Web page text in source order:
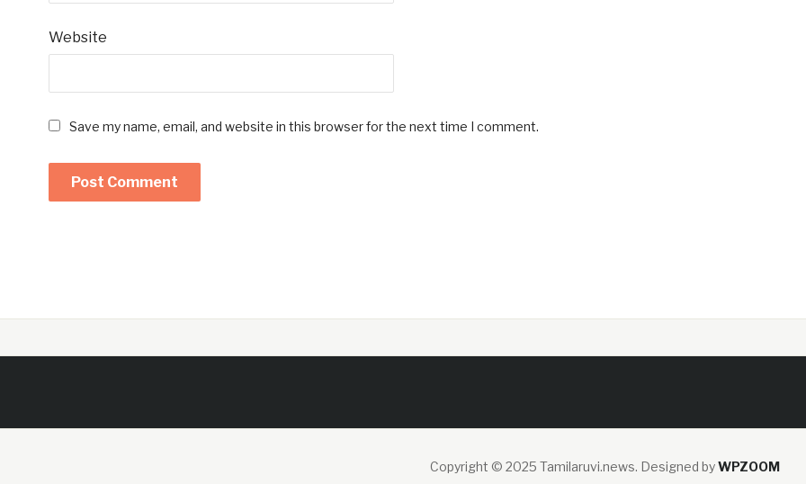
Website
Save my name, email, and website in this browser for the next time I comment.
Copyright © 2025 Tamilaruvi.news. Designed byWPZOOM